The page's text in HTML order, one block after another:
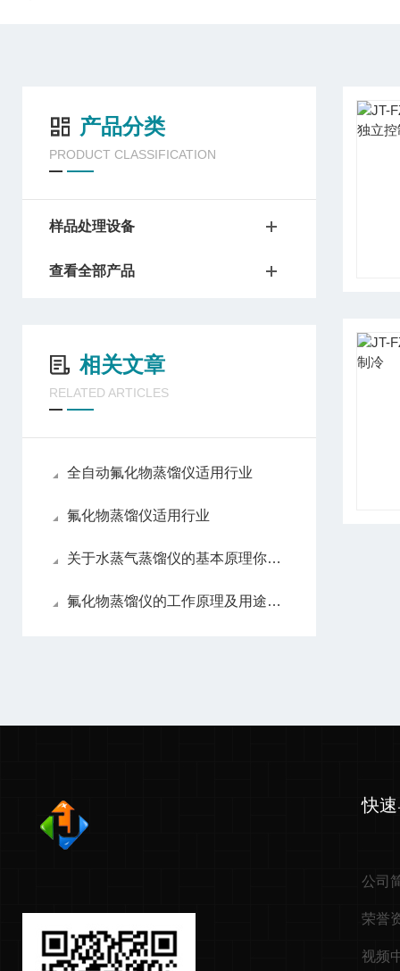
产品分类
PRODUCT CLASSIFICATION
样品处理设备
查看全部产品
相关文章
RELATED ARTICLES
全自动氟化物蒸馏仪适用行业
氟化物蒸馏仪适用行业
关于水蒸气蒸馏仪的基本原理你可能还不知道
氟化物蒸馏仪的工作原理及用途介绍
快
公司
荣誉
视频